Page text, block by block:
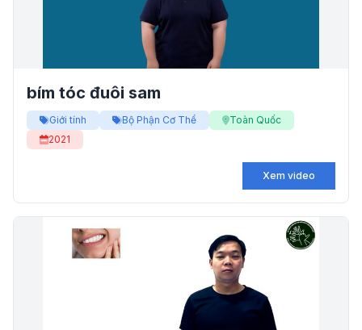
bím tóc đuôi sam
Giới tính Bộ Phận Cơ Thể
Toàn Quốc
2021
Xem video